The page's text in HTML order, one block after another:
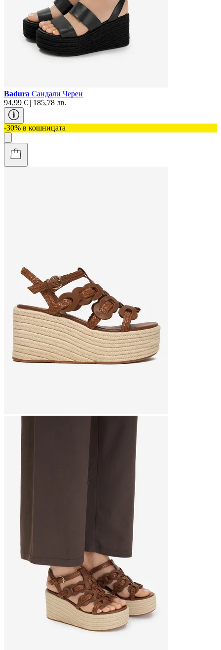
Badura Сандали Черен
94,99 € | 185,78 лв.
-30% в кошницата